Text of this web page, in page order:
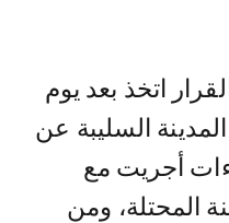
اتخذ بعد يوم
السليبة عن
أجريت مع
المحتلة، ومن